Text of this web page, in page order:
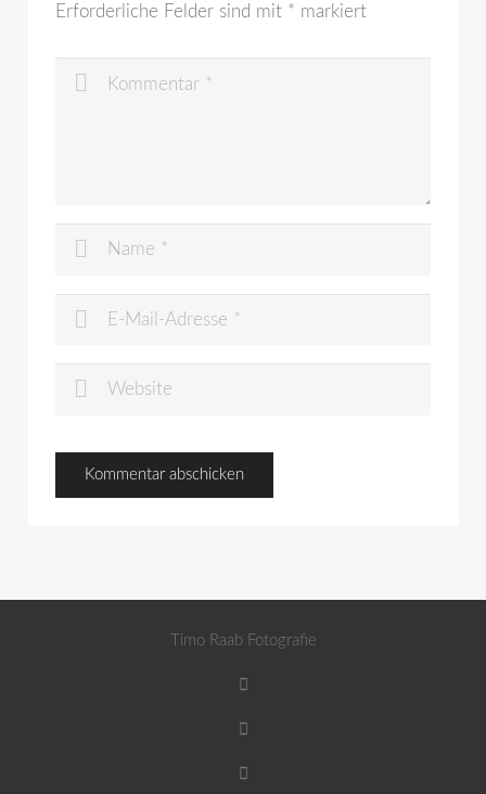
Erforderliche Felder sind mit * markiert
Timo Raab Fotografie